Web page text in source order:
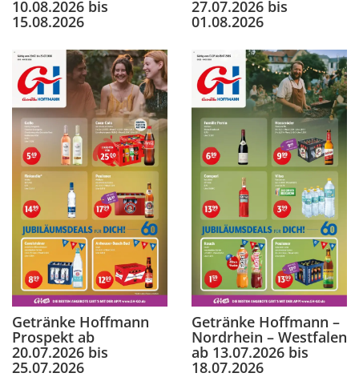
10.08.2026 bis
15.08.2026
27.07.2026 bis
01.08.2026
Getränke Hoffmann
Prospekt ab
20.07.2026 bis
25.07.2026
Getränke Hoffmann –
Nordrhein – Westfalen
ab 13.07.2026 bis
18.07.2026